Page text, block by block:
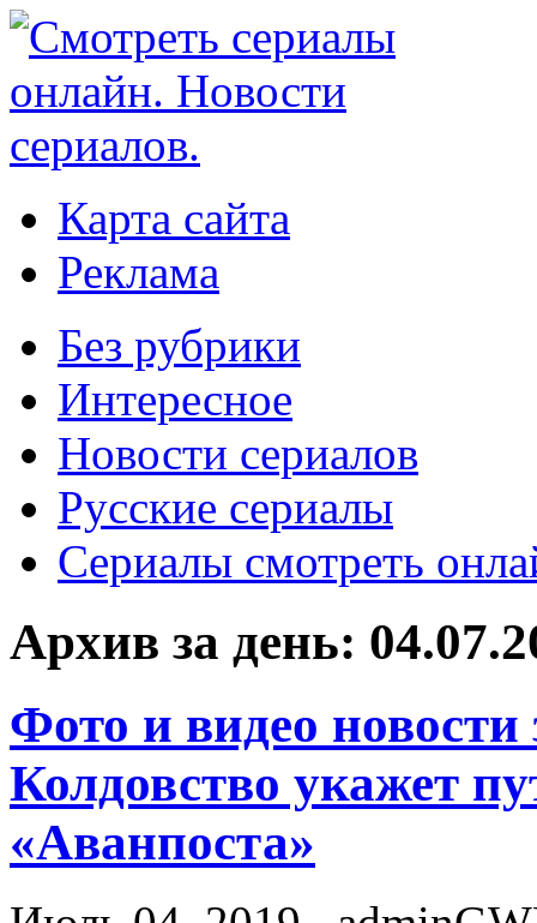
Карта сайта
Реклама
Без рубрики
Интересное
Новости сериалов
Русские сериалы
Сериалы смотреть
Архив за день:
Фото и видео
Колдовство укажет
«Аванпоста»